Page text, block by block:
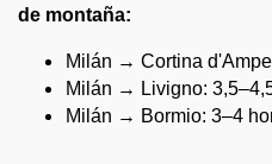
de montaña:
Milán → Cortina
Milán → Livigno:
Milán → Bormio: 3–4